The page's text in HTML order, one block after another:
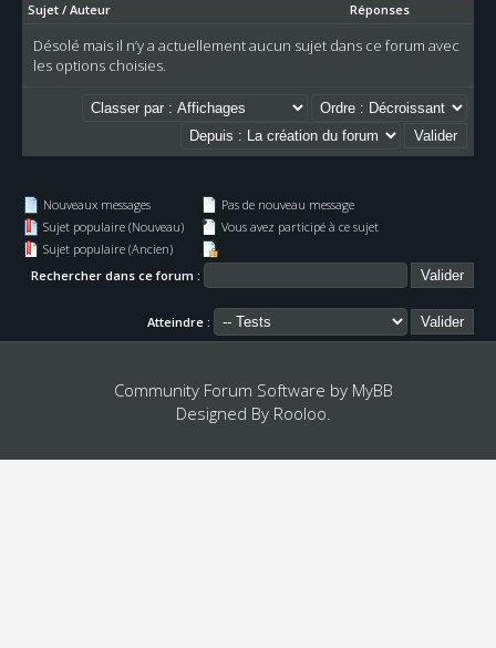
Sujet/ Auteur Réponses
Désolé mais il n’y a actuellement aucun sujet dans ce forum avec
les options choisies.
Nouveaux messages
Sujet populaire (Nouveau)
Sujet populaire (Ancien)
Pas de nouveau message
Vous avez participé à ce sujet
Rechercher dans ce forum :
Atteindre :
Community Forum Software by MyBB
Designed By Rooloo.